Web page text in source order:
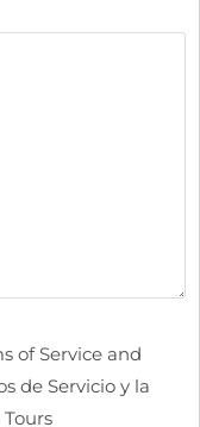
of Service and
de Servicio y la